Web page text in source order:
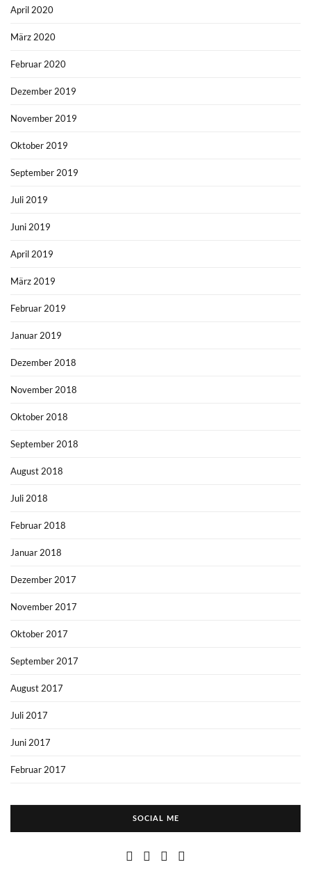
April 2020
März 2020
Februar 2020
Dezember 2019
November 2019
Oktober 2019
September 2019
Juli 2019
Juni 2019
April 2019
März 2019
Februar 2019
Januar 2019
Dezember 2018
November 2018
Oktober 2018
September 2018
August 2018
Juli 2018
Februar 2018
Januar 2018
Dezember 2017
November 2017
Oktober 2017
September 2017
August 2017
Juli 2017
Juni 2017
Februar 2017
SOCIAL ME